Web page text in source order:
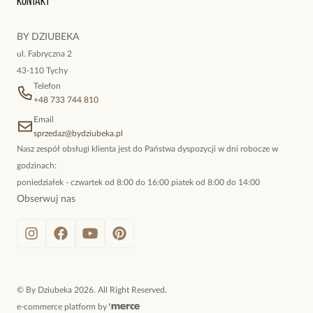
BY DZIUBEKA
ul. Fabryczna 2
43-110 Tychy
Telefon
+48 733 744 810
Email
sprzedaz@bydziubeka.pl
Nasz zespół obsługi klienta jest do Państwa dyspozycji w dni robocze w
godzinach:
poniedziałek - czwartek od 8:00 do 16:00 piatek od 8:00 do 14:00
Obserwuj nas
© By Dziubeka 2026. All Right Reserved.
e-commerce platform by